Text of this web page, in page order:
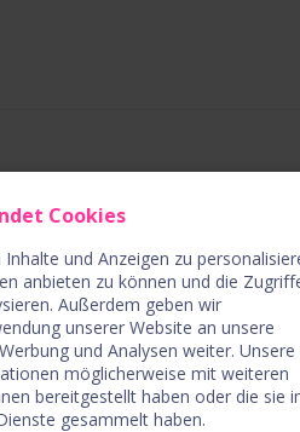
Cookies
und Anzeigen zu
anbieten zu können und die
Außerdem geben wir
unserer Website an unsere
und Analysen weiter. Unsere
möglicherweise mit weiteren
bereitgestellt haben oder die sie
gesammelt haben.